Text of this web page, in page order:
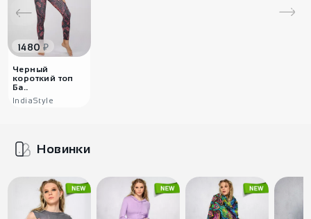
1480 ₽
Черный
короткий топ
Ба..
IndiaStyle
Новинки